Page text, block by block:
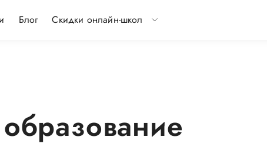
Блог Скидки онлайн-школ